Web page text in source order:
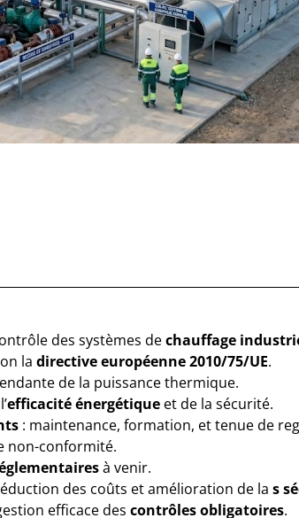
des systèmes dechauffage
la directive européenne 2010/75/UE.
de la puissance thermique.
efficacité énergétique et de la sécurité.
: maintenance, formation, et tenue de
non-conformité.
à venir.
des coûts et amélioration de la s
efficace des contrôles obligatoires.